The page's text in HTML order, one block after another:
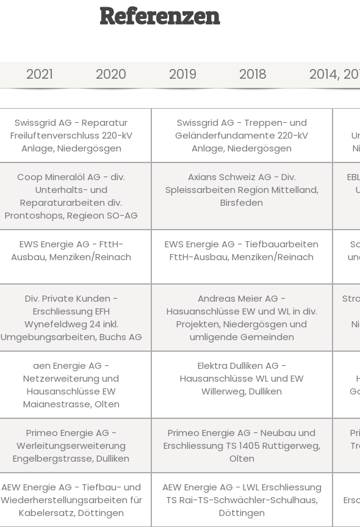
Referenzen
2021 2020 2019 2018 2014,
Swissgrid AG - Reparatur
Freiluftenverschluss 220-kV
Anlage, Niedergösgen
Swissgrid AG - Treppen- und
Geländerfundamente 220-kV
Anlage, Niedergösgen
Coop Mineralöl AG - div.
Unterhalts- und
Reparaturarbeiten div.
Prontoshops, Regieon SO-AG
Axians Schweiz AG - Div.
Spleissarbeiten Region Mittelland,
Birsfeden
EWS Energie AG - FttH-
Ausbau, Menziken/Reinach
EWS Energie AG - Tiefbauarbeiten
FttH-Ausbau, Menziken/Reinach
Div. Private Kunden -
Erschliessung EFH
Wynefeldweg 24 inkl.
Umgebungsarbeiten, Buchs AG
Andreas Meier AG -
Hasuanschlüsse EW und WL in div.
Projekten, Niedergösgen und
umligende Gemeinden
aen Energie AG -
Netzerweiterung und
Hausanschlüsse EW
Maianestrasse, Olten
Elektra Dulliken AG -
Hausanschlüsse WL und EW
Willerweg, Dulliken
Primeo Energie AG -
Werleitungserweiterung
Engelbergstrasse, Dulliken
Primeo Energie AG - Neubau und
Erschliessung TS 1405 Ruttigerweg,
Olten
AEW Energie AG - Tiefbau- und
Wiederherstellungsarbeiten für
Kabelersatz, Döttingen
AEW Energie AG - LWL Erschliessung
TS Rai-TS-Schwächler-Schulhaus,
Döttingen